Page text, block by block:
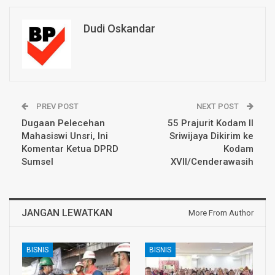
Dudi Oskandar
PREV POST
Dugaan Pelecehan
Mahasiswi Unsri, Ini
Komentar Ketua DPRD
Sumsel
NEXT POST
55 Prajurit Kodam II
Sriwijaya Dikirim ke
Kodam
XVII/Cenderawasih
JANGAN LEWATKAN More From Author
BISNIS BISNIS